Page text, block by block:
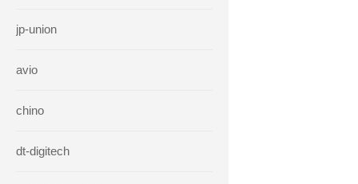
jp-union
avio
chino
dt-digitech